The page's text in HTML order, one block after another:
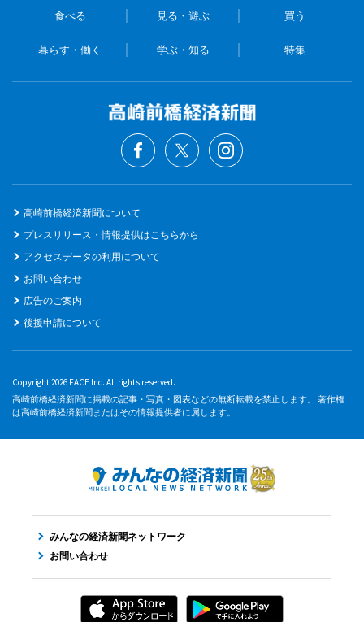
食べる 見る・遊ぶ 買う
暮らす・働く 学ぶ・知る 特集
高崎前橋経済新聞について
プレスリリース・情報提供はこちらから
アクセスデータの利用について
お問い合わせ
広告のご案内
後援申請について
Copyright 2026 FACE Inc. All rights reserved.
高崎前橋経済新聞に掲載の記事・写真・図表などの無断転載を禁止します。 著作権
は高崎前橋経済新聞またはその情報提供者に属します。
みんなの経済新聞ネットワーク
お問い合わせ